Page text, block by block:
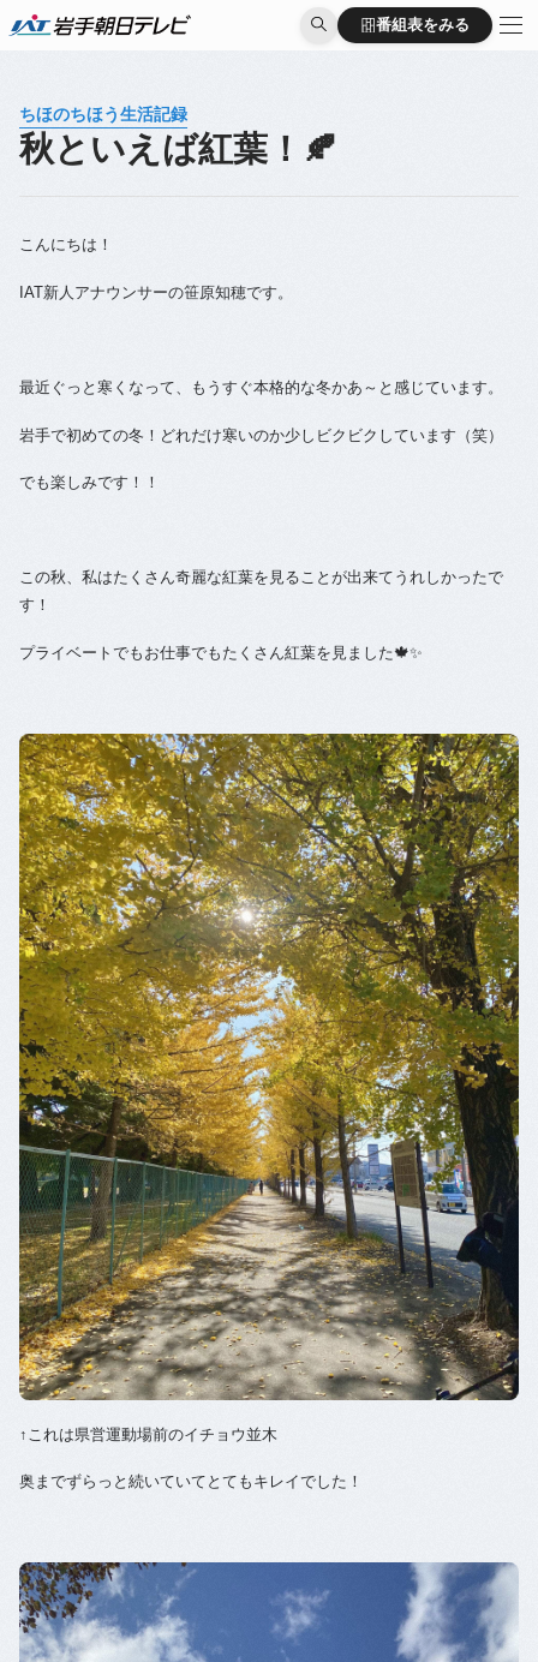
番組表をみる
番組表をみる
ちほのちほう生活記録
秋といえば紅葉！🍂
こんにちは！
IAT新人アナウンサーの笹原知穂です。
最近ぐっと寒くなって、もうすぐ本格的な冬かあ～と感じています。
岩手で初めての冬！どれだけ寒いのか少しビクビクしています（笑）
でも楽しみです！！
この秋、私はたくさん奇麗な紅葉を見ることが出来てうれしかったで
す！
プライベートでもお仕事でもたくさん紅葉を見ました🍁✨
↑これは県営運動場前のイチョウ並木
奥までずらっと続いていてとてもキレイでした！